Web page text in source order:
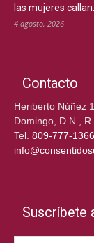
las mujeres
4 agosto, 2026
Contacto
Heriberto Núñez
Domingo, D.N.,
Tel. 809-777-1366
Suscríbete